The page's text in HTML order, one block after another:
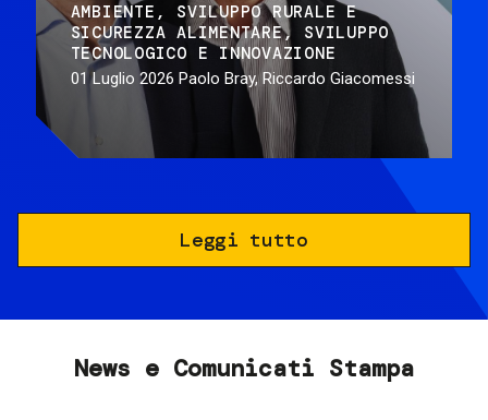
AMBIENTE
SVILUPPO RURALE E
SICUREZZA ALIMENTARE
SVILUPPO
TECNOLOGICO E INNOVAZIONE
01 Luglio 2026 Paolo Bray, Riccardo Giacomessi
Leggi tutto
News e Comunicati Stampa